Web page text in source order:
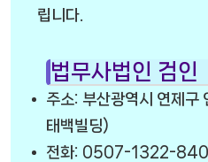
립니다.
법무사법인 검인
주소: 부산광역시 연제
태백빌딩)
전화: 0507-1322-